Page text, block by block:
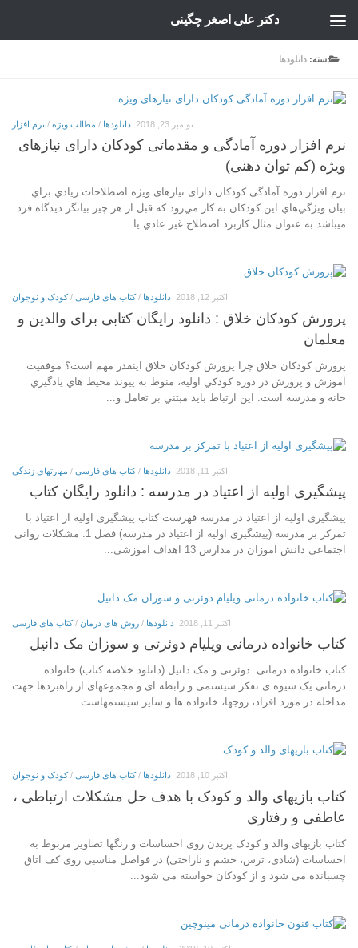
دکتر علی اصغر چگینی
دسته:دانلودها
دانلودها / مطالب ویژه / نرم افزار نوامبر 23, 2018
نرم افزار دوره آمادگی و مقدماتی کودکان دارای نیازهای
ویژه (کم توان ذهنی)
نرم افزار دوره آمادگی کودکان دارای نیازهای ویژه اصطلاحات زيادي براي
بيان ويژگي‌هاي اين كودكان به كار مي‌رود كه قبل از هر چيز بيانگر ديدگاه فرد
ميباشد به عنوان مثال كاربرد اصطلاح غير عادي يا...
دانلودها /کتاب های فارسی /کودک و نوجوان اکتبر 12, 2018
پرورش کودکان خلاق : دانلود رایگان کتابی برای والدین و
معلمان
پرورش کودکان خلاق چرا پرورش کودکان خلاق اينقدر مهم است؟ موفقيت
آموزش و پرورش در دوره کودکي اوليه، منوط به پيوند محيط هاي يادگيري
خانه و مدرسه است. اين ارتباط بايد مبتني بر تعامل و...
دانلودها /کتاب های فارسی / مهارتهای زندگی اکتبر 11, 2018
پيشگيری اوليه از اعتياد در مدرسه : دانلود رایگان کتاب
پيشگيری اوليه از اعتياد در مدرسه فهرست کتاب پيشگيری اوليه از اعتياد با
تمركز بر مدرسه (پيشگيری اوليه از اعتياد در مدرسه) فصل 1: مشکلات روانی
اجتماعی دانش آموزان در مدارس 13 اهداف آموزشی...
دانلودها / روش های درمان /کتاب های فارسی اکتبر 11, 2018
کتاب خانواده درمانی ویلیام دوئرتی و سوزان مک دانیل
کتاب خانواده درمانی دوئرتی و مک دانیل (دانلود خلاصه کتاب) خانواده
درمانی یک شیوه ی تفکر سیستمی و رابطه ای و مجموعهای از راهبردها جهت
مداخله در مورد افراد، زوجها، خانواده ها و سایر سیستمهاست....
دانلودها /کتاب های فارسی /کودک و نوجوان اکتبر 10, 2018
کتاب بازیهای والد و کودک با هدف حل مشکلات ارتباطی ،
عاطفی و رفتاری
کتاب بازیهای والد و کودک پریدن روی احساسات و رنگها تصاویر مربوط به
احساسات (شادی، ترس، خشم و ناراحتی) در فواصل مناسبی روی کف اتاق
چسبانده می شود و از کودکان خواسته می شود...